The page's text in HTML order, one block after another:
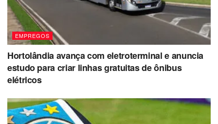
EMPREGOS
Hortolândia avança com eletroterminal e anuncia
estudo para criar linhas gratuitas de ônibus
elétricos